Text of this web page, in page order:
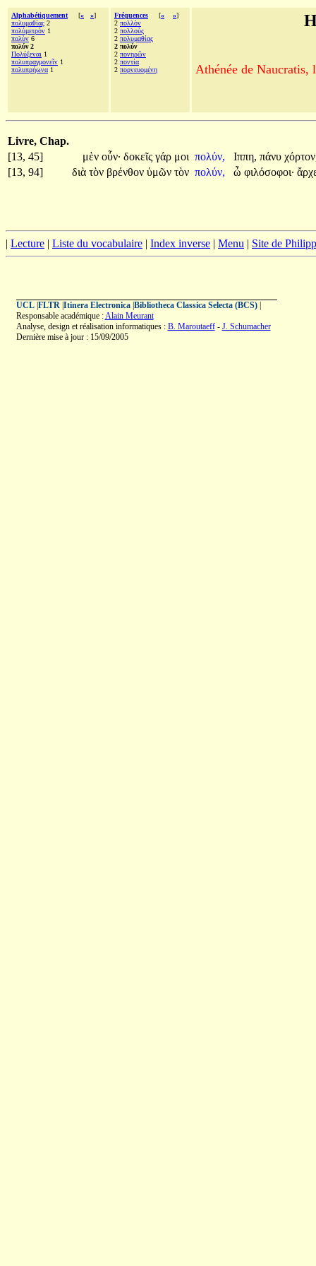
Alphabétiquement [« »]
πολυμαθίας 2
πολύμετρόν 1
πολὺν 6
πολύν 2
Πολύξεναι 1
πολυπραγμονεῖν 1
πολυπρήωνα 1
Fréquences [« »]
2 πολλὸν
2 πολλοὺς
2 πολυμαθίας
2 πολύν
2 πονηρῶν
2 ποντία
2 πορνευομένη Athénée de Naucratis,
Livre, Chap.
[13, 45]
μὲν οὖν· δοκεῖς γάρ μοι πολύν, Ιππη, πάνυ
[13, 94]
διὰ τὸν βρένθον ὑμῶν τὸν πολύν, ὦ φιλόσοφοι·
| Lecture | Liste du vocabulaire | Index inverse | Menu | Site de
UCL| FLTR| Itinera Electronica| Bibliotheca Classica Selecta (BCS)|
Responsable académique :Alain Meurant
Analyse, design et réalisation informatiques : B. Maroutaeff- J. Schumacher
Dernière mise à jour : 15/09/2005